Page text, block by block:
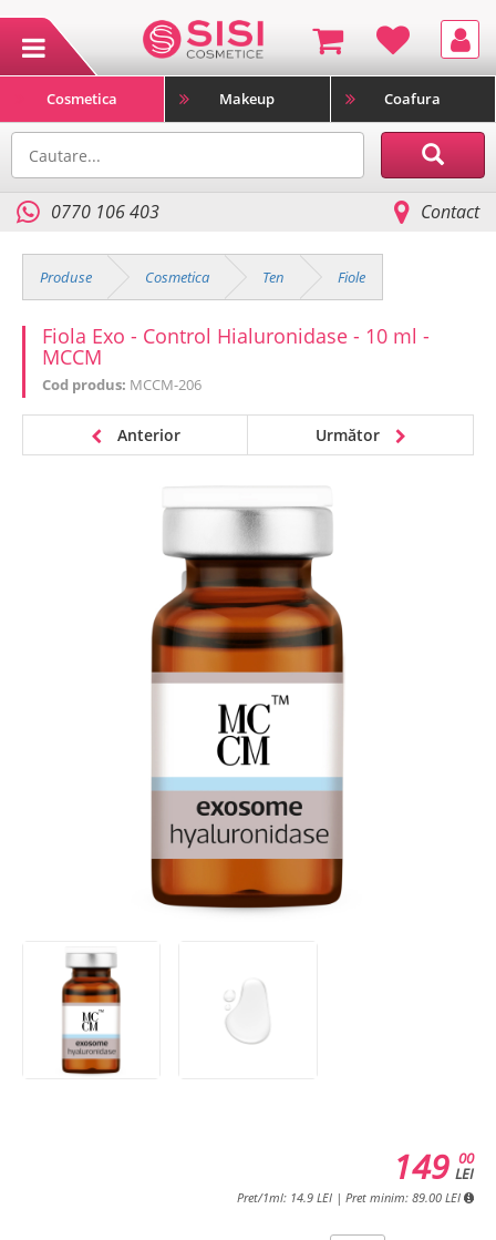
Cosmetica Makeup Coafura
0770 106 403 Contact
Produse Cosmetica Ten Fiole
Fiola Exo - Control Hialuronidase - 10 ml -
MCCM
Cod produs: MCCM-206
Anterior Următor
00
LEI
149
Pret/1ml: 14.9 LEI | Pret minim: 89.00 LEI